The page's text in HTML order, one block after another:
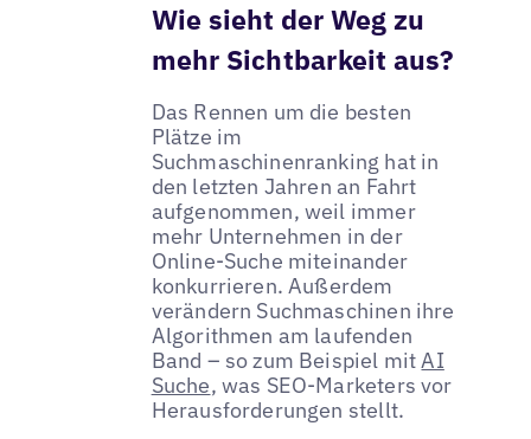
Wie sieht der Weg zu
mehr Sichtbarkeit aus?
Das Rennen um die besten
Plätze im
Suchmaschinenranking hat in
den letzten Jahren an Fahrt
aufgenommen, weil immer
mehr Unternehmen in der
Online-Suche miteinander
konkurrieren. Außerdem
verändern Suchmaschinen ihre
Algorithmen am laufenden
Band – so zum Beispiel mitAI
Suche, was SEO-Marketers vor
Herausforderungen stellt.